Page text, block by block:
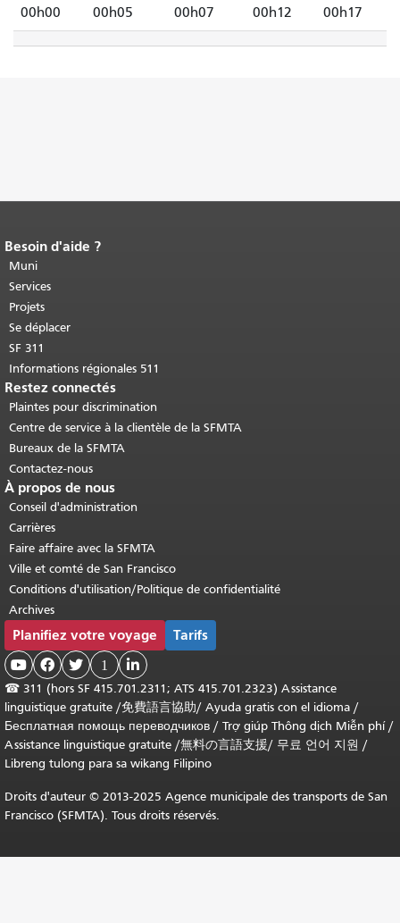
00h00 00h05 00h07 00h12 00h17
Fin du contenu de la page.
cette page se répète sur chaque page.
Retour au haut du contenu principal
Besoin d'aide ?
Muni
Services
Projets
Se déplacer
SF 311
Informations régionales 511
Restez connectés
Plaintes pour discrimination
Centre de service à la clientèle de la SFMTA
Bureaux de la SFMTA
Contactez-nous
À propos de nous
Conseil d'administration
Carrières
Faire affaire avec la SFMTA
Ville et comté de San Francisco
Conditions d'utilisation/Politique de confidentialité
Archives
Planifiez votre voyage Tarifs
   1 
☎ 311 (hors SF 415.701.2311; ATS 415.701.2323) Assistance
linguistique gratuite /免費語言協助/ Ayuda gratis con el idioma /
Бесплатная помощь переводчиков / Trợ giúp Thông dịch Miễn phí/
Assistance linguistique gratuite /無料の言語支援/ 무료 언어 지원 /
Libreng tulong para sa wikang Filipino
Droits d'auteur © 2013-2025 Agence municipale des transports de San
Francisco (SFMTA). Tous droits réservés.